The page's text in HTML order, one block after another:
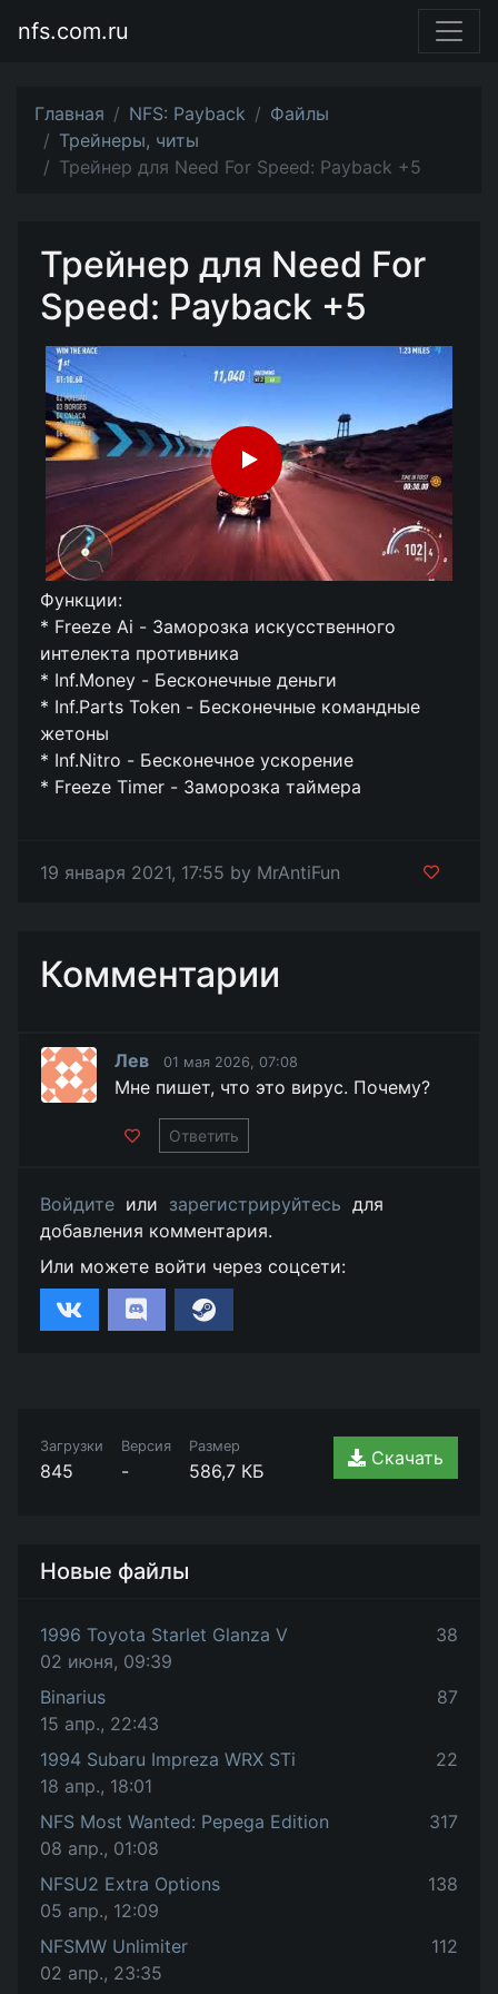
nfs.com.ru
Главная NFS: Payback
Файлы
Трейнеры, читы
Трейнер для Need For Speed: Payback +5
Трейнер для Need For
Speed: Payback +5
Функции:
* Freeze Ai - Заморозка искусственного
интелекта противника
* Inf.Money - Бесконечные деньги
* Inf.Parts Token - Бесконечные командные
жетоны
* Inf.Nitro - Бесконечное ускорение
* Freeze Timer - Заморозка таймера
19 января 2021, 17:55 by MrAntiFun
Комментарии
Лев 01 мая 2026, 07:08
Мне пишет, что это вирус. Почему?
Ответить
Войдите или зарегистрируйтесь для
добавления комментария.
Или можете войти через соцсети:
Загрузки
845
Версия
-
Размер
586,7 КБ
Скачать
Новые файлы
1996 Toyota Starlet Glanza V
02 июня, 09:39
38
Binarius
15 апр., 22:43
87
1994 Subaru Impreza WRX STi
18 апр., 18:01
22
NFS Most Wanted: Pepega Edition
08 апр., 01:08
317
NFSU2 Extra Options
05 апр., 12:09
138
NFSMW Unlimiter
02 апр., 23:35
112